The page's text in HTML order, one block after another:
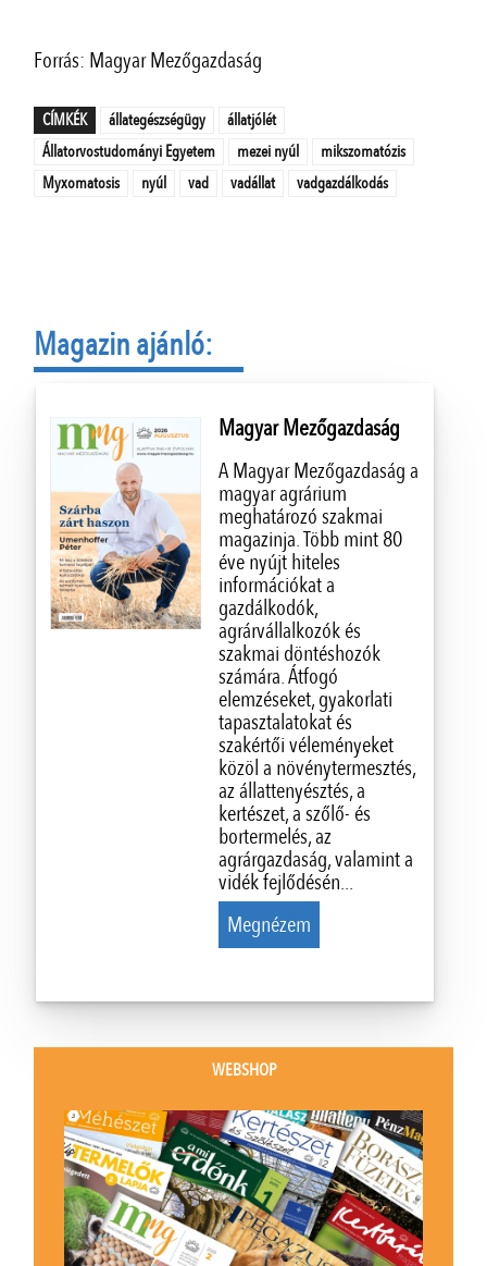
Forrás: Magyar Mezőgazdaság
CÍMKÉK állategészségügy
állatjólét
Állatorvostudományi Egyetem
mezei nyúl
mikszomatózis
Myxomatosis
nyúl vad vadállat vadgazdálkodás
Magazin ajánló:
Magyar Mezőgazdaság
A Magyar Mezőgazdaság a
magyar agrárium
meghatározó szakmai
magazinja. Több mint 80
éve nyújt hiteles
információkat a
gazdálkodók,
agrárvállalkozók és
szakmai döntéshozók
számára. Átfogó
elemzéseket, gyakorlati
tapasztalatokat és
szakértői véleményeket
közöl a növénytermesztés,
az állattenyésztés, a
kertészet, a szőlő- és
bortermelés, az
agrárgazdaság, valamint a
vidék fejlődésén...
Megnézem
WEBSHOP